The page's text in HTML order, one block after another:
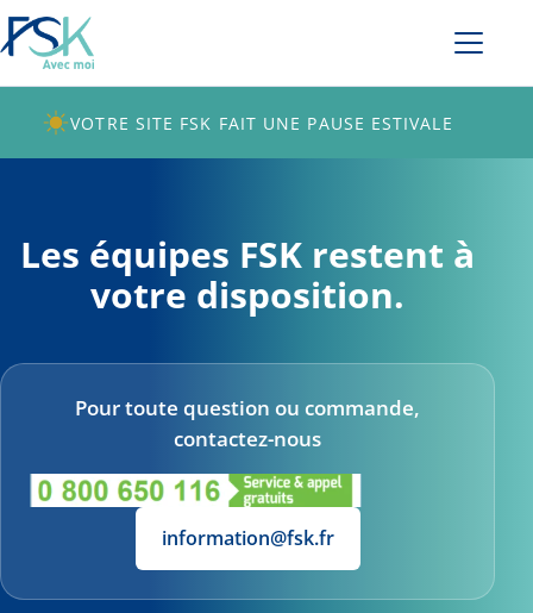
VOTRE SITE FSK FAIT UNE PAUSE ESTIVALE
Les équipes FSK restent à
votre disposition.
Pour toute question ou commande,
contactez-nous
information@fsk.fr